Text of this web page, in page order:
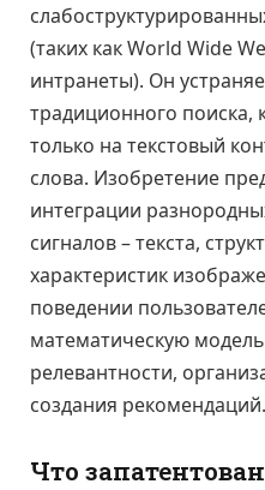
(таких как World Wide
интранеты). Он
традиционного поиска,
только на текстовый
слова. Изобретение
интеграции
сигналов – текста,
характеристик
поведении
математическую
релевантности,
создания рекомендаций.
Что